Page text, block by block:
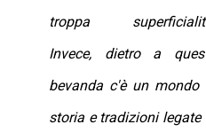
troppa
Invece, dietro a
bevanda c'è un mondo
storia e tradizioni legate